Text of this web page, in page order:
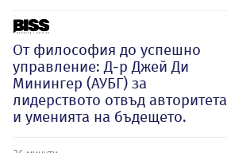
От философия до успешно
управление: Д-р Джей Ди
Минингер (АУБГ) за
лидерството отвъд авторитета
и уменията на бъдещето.